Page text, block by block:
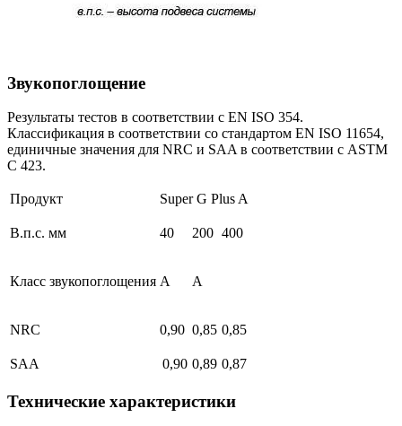
Звукопоглощение
Результаты тестов в соответствии с EN ISO 354.
Классификация в соответствии со стандартом EN ISO 11654,
единичные значения для NRC и SAA в соответствии с ASTM
C 423.
Продукт Super G Plus A
В.п.с. мм 40 200 400
Класс звукопоглощения A A
NRC 0,90 0,85 0,85
SAA 0,90 0,89 0,87
Технические характеристики